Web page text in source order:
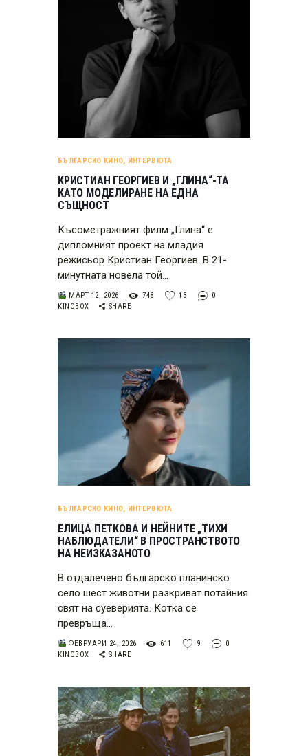
БЪЛГАРСКО КИНО, ИНТЕРВЮТА
КРИСТИАН ГЕОРГИЕВ И „ГЛИНА“-ТА
КАТО МОДЕЛИРАНЕ НА ЕДНА
СЪЩНОСТ
Късометражният филм „Глина“ е
дипломният проект на младия
режисьор Кристиан Георгиев. В 21-
минутната новела той…
МАРТ 12, 2026 748 13
0
KINOBOX
SHARE
БЪЛГАРСКО КИНО, ИНТЕРВЮТА
ЕЛИЦА ПЕТКОВА И НЕЙНИТЕ „ТИХИ
НАБЛЮДАТЕЛИ“ В ПРОСТРАНСТВОТО
НА НЕИЗКАЗАНОТО
В отдалечено българско планинско
село шест животни разкриват потайния
свят на суеверията. Котка се
превръща…
ФЕВРУАРИ 24, 2026 611 9
0
KINOBOX
SHARE